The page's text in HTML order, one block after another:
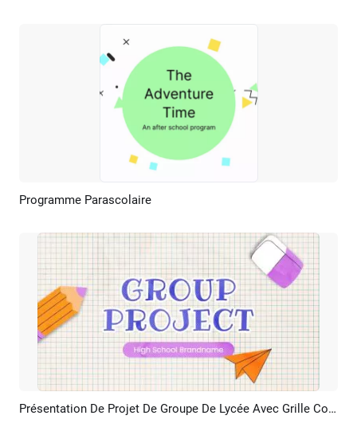
Aperçu
Programme Parascolaire
Aperçu Créer IA Présentation De Projet De Groupe De Lycée Avec Grille Colorée Et Diaporama